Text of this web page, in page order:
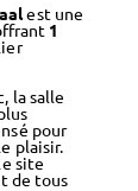
est une
1
la salle
pour
plaisir.
site
de tous